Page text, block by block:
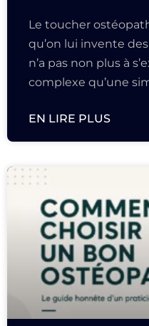
Le toucher
qu’on lui invente
n’a pas non plus à
complexe qu’une
EN LIRE PLUS